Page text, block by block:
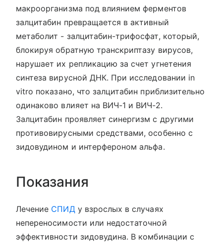
макроорганизма под влиянием ферментов
залцитабин превращается в активный
метаболит - залцитабин-трифосфат, который,
блокируя обратную транскриптазу вирусов,
нарушает их репликацию за счет угнетения
синтеза вирусной ДНК. При исследовании in
vitro показано, что залцитабин приблизительно
одинаково влияет на ВИЧ-1 и ВИЧ-2.
Залцитабин проявляет синергизм с другими
противовирусными средствами, особенно с
зидовудином и интерфероном альфа.
Показания
Лечение СПИДу взрослых в случаях
непереносимости или недостаточной
эффективности зидовудина. В комбинации с